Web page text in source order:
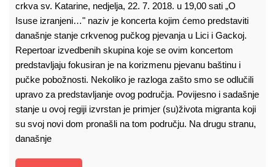
crkva sv. Katarine, nedjelja, 22. 7. 2018. u 19,00 sati „O
Isuse izranjeni…" naziv je koncerta kojim ćemo predstaviti
današnje stanje crkvenog pučkog pjevanja u Lici i Gackoj.
Repertoar izvedbenih skupina koje se ovim koncertom
predstavljaju fokusiran je na korizmenu pjevanu baštinu i
pučke pobožnosti. Nekoliko je razloga zašto smo se odlučili
upravo za predstavljanje ovog područja. Povijesno i sadašnje
stanje u ovoj regiji izvrstan je primjer (su)života migranta koji
su svoj novi dom pronašli na tom području. Na drugu stranu,
današnje